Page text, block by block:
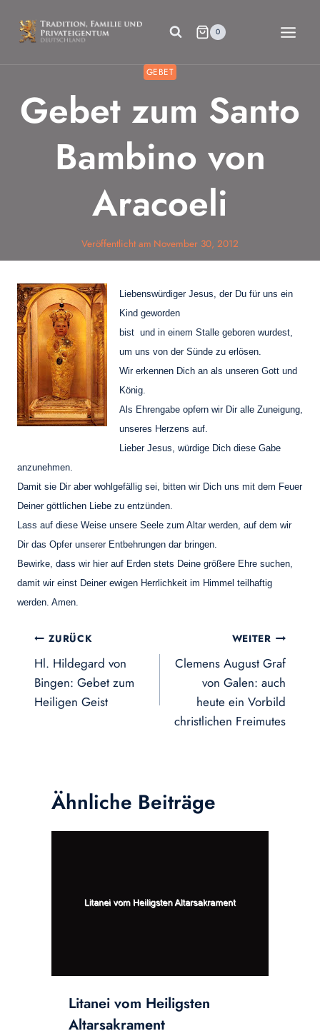
Inhalt
springen
0
GEBET
Gebet zum Santo
Bambino von
Aracoeli
Veröffentlicht am November 30, 2012
Liebenswürdiger Jesus, der Du für uns ein
Kind geworden
bist und in einem Stalle geboren wurdest,
um uns von der Sünde zu erlösen.
Wir erkennen Dich an als unseren Gott und
König.
Als Ehrengabe opfern wir Dir alle Zuneigung,
unseres Herzens auf.
Lieber Jesus, würdige Dich diese Gabe
anzunehmen.
Damit sie Dir aber wohlgefällig sei, bitten wir Dich uns mit dem Feuer
Deiner göttlichen Liebe zu entzünden.
Lass auf diese Weise unsere Seele zum Altar werden, auf dem wir
Dir das Opfer unserer Entbehrungen dar bringen.
Bewirke, dass wir hier auf Erden stets Deine größere Ehre suchen,
damit wir einst Deiner ewigen Herrlichkeit im Himmel teilhaftig
werden. Amen.
Beitragsnavigation
ZURÜCK
Hl. Hildegard von
Bingen: Gebet zum
Heiligen Geist
WEITER
Clemens August Graf
von Galen: auch
heute ein Vorbild
christlichen Freimutes
Ähnliche Beiträge
Litanei vom Heiligsten
Altarsakrament